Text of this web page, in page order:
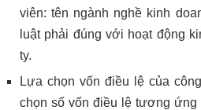
viên: tên ngành nghề kinh
luật phải đúng với hoạt động
ty.
Lựa chọn vốn điều lệ của
chọn số vốn điều lệ tương